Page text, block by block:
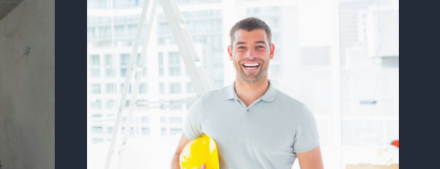
ÇA
MARCHE
ET
COMBIEN
COÛTE